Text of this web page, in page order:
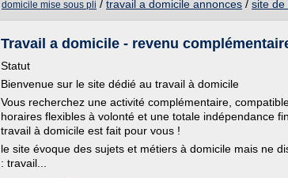
domicile mise sous pli / travail a domicile annonces / site de
Travail a domicile - revenu
Statut
Bienvenue sur le site dédié au travail à domicile
Vous recherchez une activité complémentaire,
horaires flexibles à volonté et une totale indépendance
travail à domicile est fait pour vous !
le site évoque des sujets et métiers à domicile mais ne
: travail...